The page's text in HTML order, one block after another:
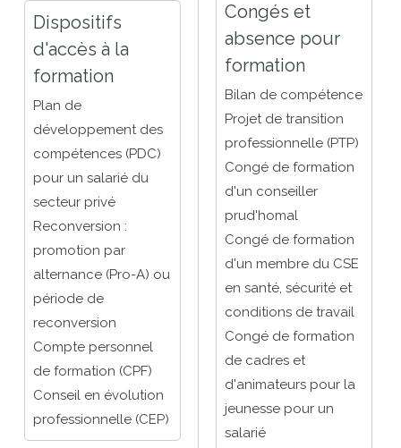
Dispositifs
d'accès à la
formation
Plan de
développement des
compétences (PDC)
pour un salarié du
secteur privé
Reconversion :
promotion par
alternance (Pro-A) ou
période de
reconversion
Compte personnel
de formation (CPF)
Conseil en évolution
professionnelle (CEP)
Congés et
absence pour
formation
Bilan de compétence
Projet de transition
professionnelle (PTP)
Congé de formation
d'un conseiller
prud'homal
Congé de formation
d'un membre du CSE
en santé, sécurité et
conditions de travail
Congé de formation
de cadres et
d'animateurs pour la
jeunesse pour un
salarié